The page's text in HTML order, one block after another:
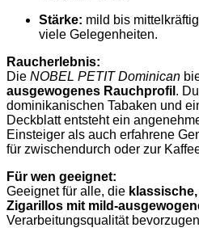
Stärke: mild bis
viele Gelegenheiten.
Raucherlebnis:
Die NOBEL PETIT Dominican
ausgewogenes Rauchprofil .
dominikanischen Tabaken und
Deckblatt entsteht ein
Einsteiger als auch erfahrene
für zwischendurch oder zur
Für wen geeignet:
Geeignet für alle, die
Zigarillos mit mild-
Verarbeitungsqualität